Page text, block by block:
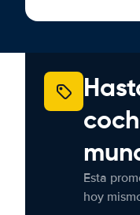
Esta
hoy